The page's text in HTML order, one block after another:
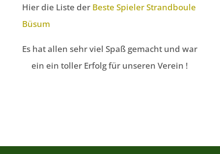
Hier die Liste der Beste Spieler Strandboule
Büsum
Es hat allen sehr viel Spaß gemacht und war
ein ein toller Erfolg für unseren Verein !